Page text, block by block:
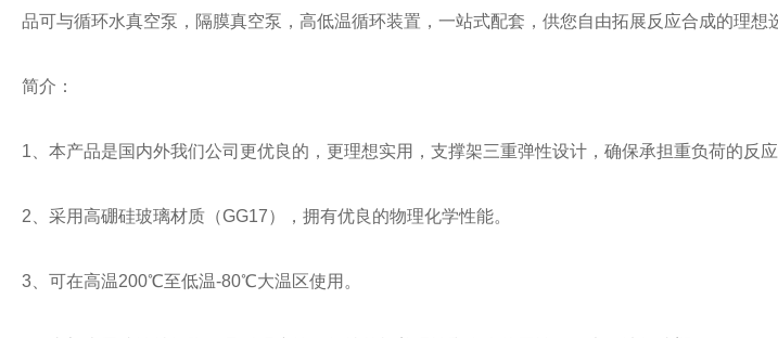
品可与循环水真空泵，隔膜真空泵，高低温循环装置，一站式配套，供您自由拓展反应合成的理想
简介：
1、本产品是国内外我们公司更优良的，更理想实用，支撑架三重弹性设计，确保承担重负荷的反
2、采用高硼硅玻璃材质（GG17），拥有优良的物理化学性能。
3、可在高温200℃至低温-80℃大温区使用。